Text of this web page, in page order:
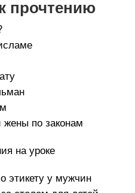
прочтению
по законам
на уроке
этикету у мужчин